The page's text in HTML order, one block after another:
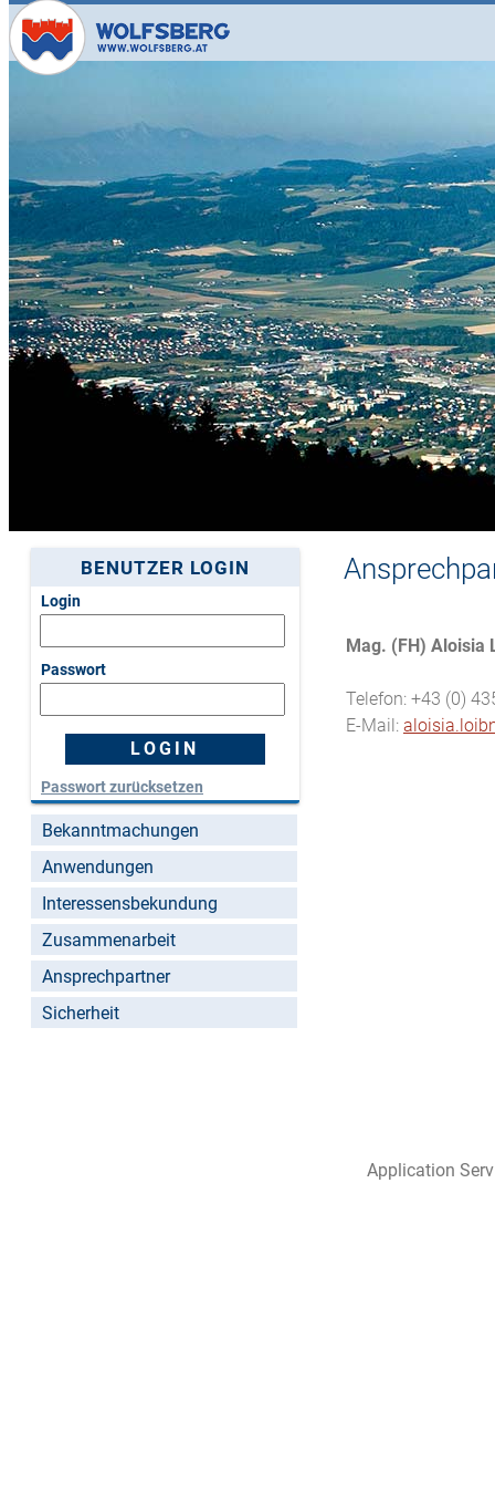
BENUTZER LOGIN
Login
Passwort
Passwort zurücksetzen
Bekanntmachungen
Anwendungen
Interessensbekundung
Zusammenarbeit
Ansprechpartner
Sicherheit
Mag. (FH) Aloisia
Telefon: +43 (0)
E-Mail:
Application